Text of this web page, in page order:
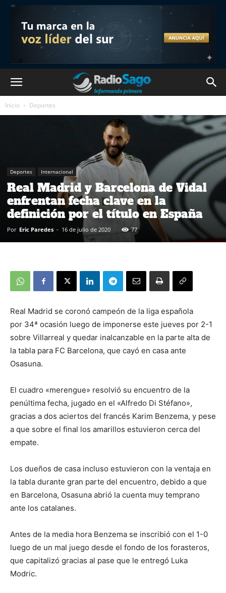
Inicio Deportes
Deportes Internacional
Real Madrid y Barcelona de Vidal
enfrentan fecha clave en la
definición por el título en España
Por Eric Paredes - 16 de julio de 2020 77
Real Madrid se coronó campeón de la liga española
por 34ª ocasión luego de imponerse este jueves por 2-1
sobre Villarreal y quedar inalcanzable en la parte alta de
la tabla para FC Barcelona, que cayó en casa ante
Osasuna.
El cuadro «merengue» resolvió su encuentro de la
penúltima fecha, jugado en el «Alfredo Di Stéfano»,
gracias a dos aciertos del francés Karim Benzema, y pese
a que sobre el final los amarillos estuvieron cerca del
empate.
Los dueños de casa incluso estuvieron con la ventaja en
la tabla durante gran parte del encuentro, debido a que
en Barcelona, Osasuna abrió la cuenta muy temprano
ante los catalanes.
Antes de la media hora Benzema se inscribió con el 1-0
luego de un mal juego desde el fondo de los forasteros,
que capitalizó gracias al pase que le entregó Luka
Modric.